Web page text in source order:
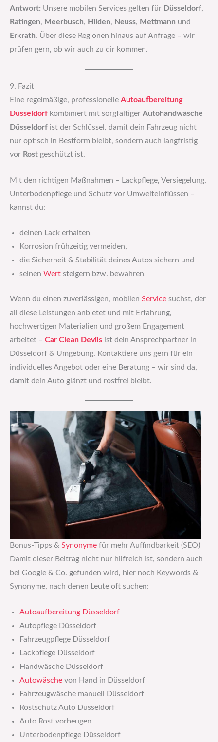
Antwort: Unsere mobilen Services gelten für Düsseldorf,
Ratingen, Meerbusch, Hilden, Neuss, Mettmann und
Erkrath. Über diese Regionen hinaus auf Anfrage – wir
prüfen gern, ob wir auch zu dir kommen.
9. Fazit
Eine regelmäßige, professionelle Autoaufbereitung
Düsseldorf kombiniert mit sorgfältiger Autohandwäsche
Düsseldorf ist der Schlüssel, damit dein Fahrzeug nicht
nur optisch in Bestform bleibt, sondern auch langfristig
vor Rost geschützt ist.
Mit den richtigen Maßnahmen – Lackpflege, Versiegelung,
Unterbodenpflege und Schutz vor Umwelteinflüssen –
kannst du:
deinen Lack erhalten,
Korrosion frühzeitig vermeiden,
die Sicherheit & Stabilität deines Autos sichern und
seinen Wert steigern bzw. bewahren.
Wenn du einen zuverlässigen, mobilen Service suchst, der
all diese Leistungen anbietet und mit Erfahrung,
hochwertigen Materialien und großem Engagement
arbeitet – Car Clean Devils ist dein Ansprechpartner in
Düsseldorf & Umgebung. Kontaktiere uns gern für ein
individuelles Angebot oder eine Beratung – wir sind da,
damit dein Auto glänzt und rostfrei bleibt.
Bonus-Tipps & Synonyme für mehr Auffindbarkeit (SEO)
Damit dieser Beitrag nicht nur hilfreich ist, sondern auch
bei Google & Co. gefunden wird, hier noch Keywords &
Synonyme, nach denen Leute oft suchen:
Autoaufbereitung Düsseldorf
Autopflege Düsseldorf
Fahrzeugpflege Düsseldorf
Lackpflege Düsseldorf
Handwäsche Düsseldorf
Autowäsche von Hand in Düsseldorf
Fahrzeugwäsche manuell Düsseldorf
Rostschutz Auto Düsseldorf
Auto Rost vorbeugen
Unterbodenpflege Düsseldorf